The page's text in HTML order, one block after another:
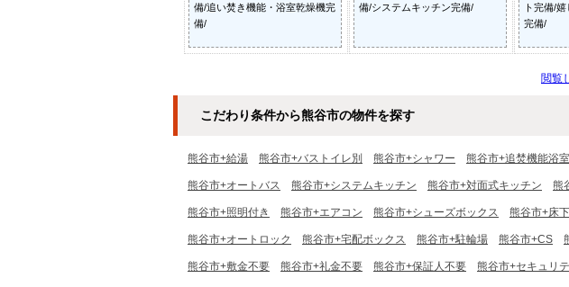
備/追い焚き機能・浴室乾燥機完
備/
備/システムキッチン完備/
ト完備/
完備/
閲覧
こだわり条件から熊谷市の物件を探す
熊谷市+給湯 熊谷市+バストイレ別 熊谷市+シャワー 熊谷市+追焚機能浴室
熊谷市+オートバス 熊谷市+システムキッチン 熊谷市+対面式キッチン 熊
熊谷市+照明付き 熊谷市+エアコン 熊谷市+シューズボックス 熊谷市+床
熊谷市+オートロック 熊谷市+宅配ボックス 熊谷市+駐輪場 熊谷市+CS
熊谷市+敷金不要 熊谷市+礼金不要 熊谷市+保証人不要 熊谷市+セキュリ